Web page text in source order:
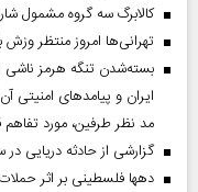
کالابرگ سه گروه مشمول
تهرانی‌ها امروز منتظر وزش
بسته‌شدن تنگه هرمز ناشی
ایران و پیامد‌های امنیتی
مد نظر طرفین، مورد تفاهم
گزارشی از حادثه دریایی
دهها فلسطینی بر اثر